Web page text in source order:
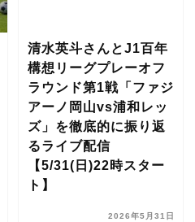
清水英斗さんとJ1百年
構想リーグプレーオフ
ラウンド第1戦「ファジ
アーノ岡山vs浦和レッ
ズ」を徹底的に振り返
るライブ配信
【5/31(日)22時スター
ト】
2026年5月31日